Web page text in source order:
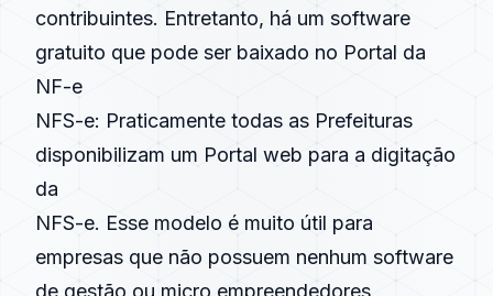
contribuintes. Entretanto, há um software
gratuito que pode ser baixado no Portal da
NF-e
NFS-e: Praticamente todas as Prefeituras
disponibilizam um Portal web para a digitação
da
NFS-e. Esse modelo é muito útil para
empresas que não possuem nenhum software
de gestão ou micro empreendedores